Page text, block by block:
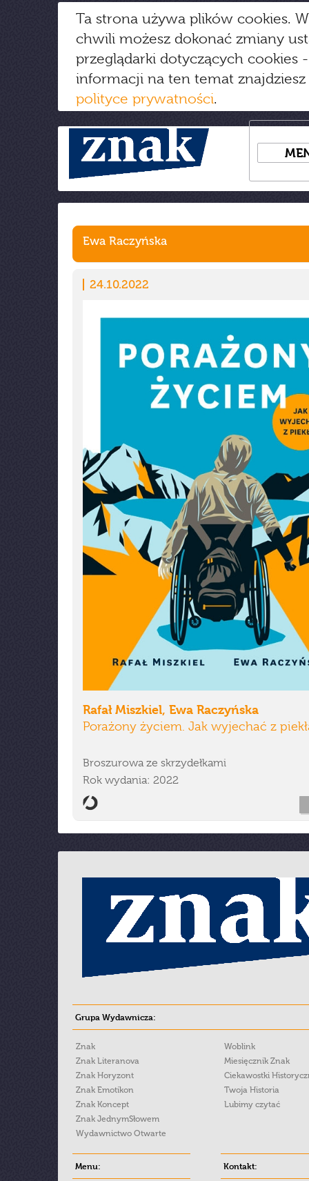
Ta strona używa plików cookies.
chwili możesz dokonać zmiany
przeglądarki dotyczących cookies
informacji na ten temat
polityce prywatności.
Ewa Raczyńska
24.10.2022
Rafał Miszkiel, Ewa Raczyńska
Porażony życiem. Jak wyjechać z
Broszurowa ze skrzydełkami
Rok wydania: 2022
Grupa Wydawnicza:
Znak
Znak Literanova
Znak Horyzont
Znak Emotikon
Znak Koncept
Znak JednymSłowem
Wydawnictwo Otwarte
Woblink
Miesięcznik Znak
Ciekawostki
Twoja Historia
Lubimy czytać
Menu: Kontakt: